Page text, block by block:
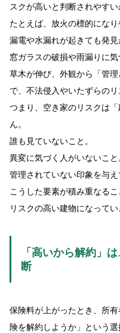
スクが高いと判断されやすい
たとえば、放火の標的になり
漏電や水漏れが起きても発見
窓ガラスの破損や雨漏りに気
草木が伸び、外観から「管
で、不法侵入やいたずらのリ
つまり、空き家のリスクは
ん。
誰も見ていないこと。
異変に気づく人がいないこと
管理されていない印象を与え
こうした要素が積み重なる
リスクの高い建物になってい
「高いから解約」
断
保険料が上がったとき、所
険を解約しようか」という選